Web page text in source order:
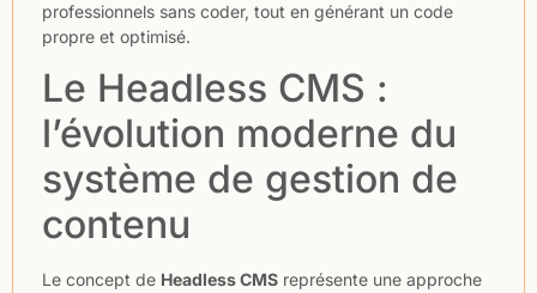
professionnels sans coder, tout en générant un code
propre et optimisé.
Le Headless CMS :
l’évolution moderne du
système de gestion de
contenu
Le concept de Headless CMS représente une approche